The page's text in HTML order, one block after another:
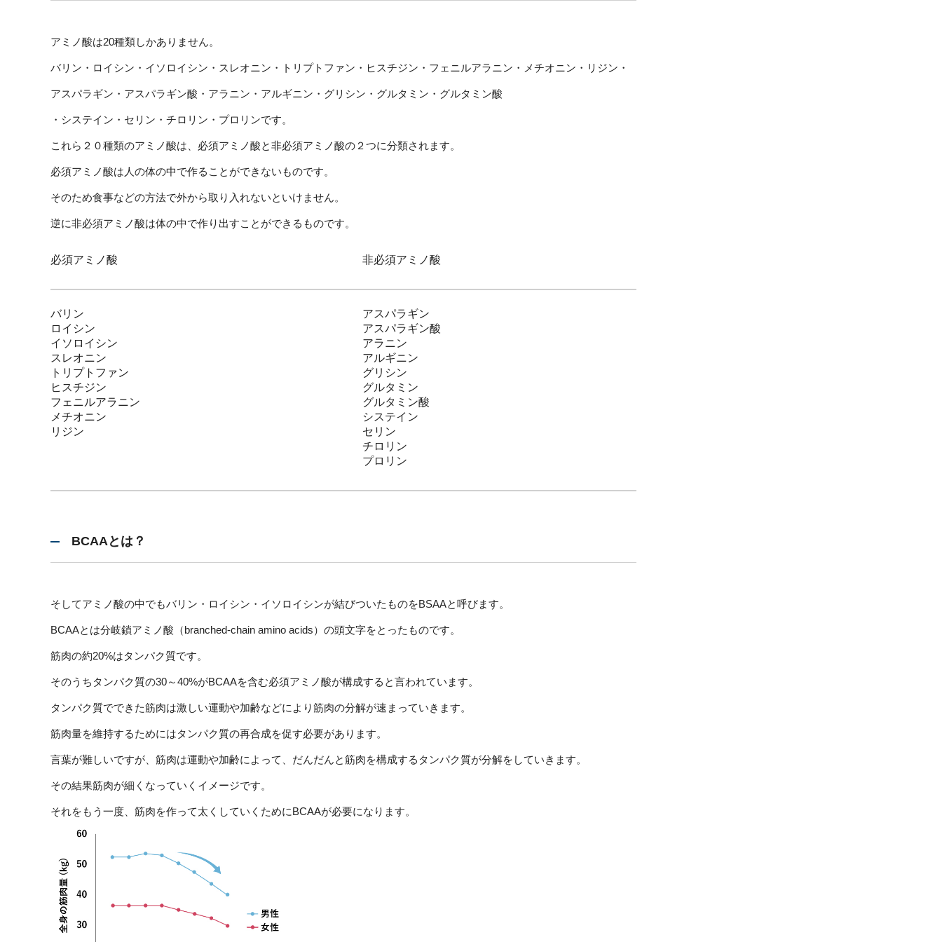
アミノ酸は20種類しかありません。
バリン・ロイシン・イソロイシン・スレオニン・トリプトファン・ヒスチジン・フェニルアラニン・メチオニン・リジン・
アスパラギン・アスパラギン酸・アラニン・アルギニン・グリシン・グルタミン・グルタミン酸
・システイン・セリン・チロリン・プロリンです。
これら２０種類のアミノ酸は、必須アミノ酸と非必須アミノ酸の２つに分類されます。
必須アミノ酸は人の体の中で作ることができないものです。
そのため食事などの方法で外から取り入れないといけません。
逆に非必須アミノ酸は体の中で作り出すことができるものです。
必須アミノ酸 非必須アミノ酸
バリン
ロイシン
イソロイシン
スレオニン
トリプトファン
ヒスチジン
フェニルアラニン
メチオニン
リジン
アスパラギン
アスパラギン酸
アラニン
アルギニン
グリシン
グルタミン
グルタミン酸
システイン
セリン
チロリン
プロリン
BCAAとは？
そしてアミノ酸の中でもバリン・ロイシン・イソロイシンが結びついたものをBSAAと呼びます。
BCAAとは分岐鎖アミノ酸（branched-chain amino acids）の頭文字をとったものです。
筋肉の約20%はタンパク質です。
そのうちタンパク質の30～40%がBCAAを含む必須アミノ酸が構成すると言われています。
タンパク質でできた筋肉は激しい運動や加齢などにより筋肉の分解が速まっていきます。
筋肉量を維持するためにはタンパク質の再合成を促す必要があります。
言葉が難しいですが、筋肉は運動や加齢によって、だんだんと筋肉を構成するタンパク質が分解をしていきます。
その結果筋肉が細くなっていくイメージです。
それをもう一度、筋肉を作って太くしていくためにBCAAが必要になります。